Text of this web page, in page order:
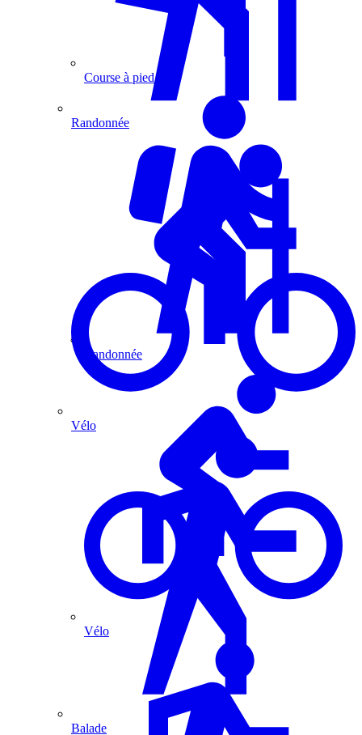
Course à pied
Randonnée
Vélo
Randonnée
Vélo
Balade